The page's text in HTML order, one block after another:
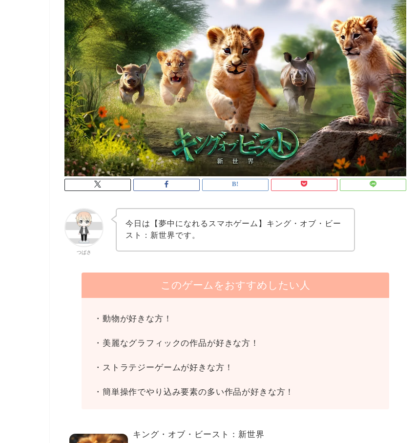
つばさ
今日は【夢中になれるスマホゲーム】キング・オブ・ビー
スト：新世界です。
このゲームをおすすめしたい人
・動物が好きな方！
・美麗なグラフィックの作品が好きな方！
・ストラテジーゲームが好きな方！
・簡単操作でやり込み要素の多い作品が好きな方！
キング・オブ・ビースト：新世界